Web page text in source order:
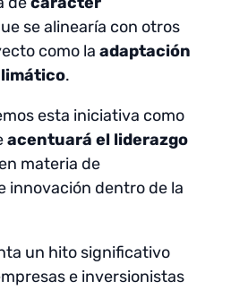
se alinearía con otros
como la adaptación
.
esta iniciativa como
acentuará el liderazgo
materia de
innovación dentro de la
un hito significativo
e inversionistas